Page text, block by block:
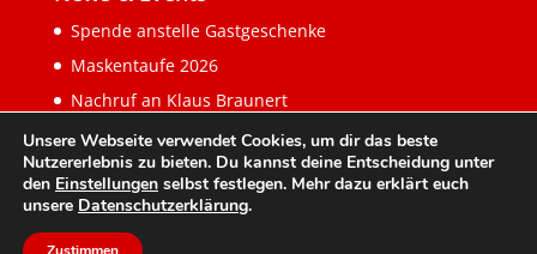
Spende anstelle Gastgeschenke
Maskentaufe 2026
Nachruf an Klaus Braunert
Unsere Webseite verwendet Cookies, um dir das beste
Nutzererlebnis zu bieten. Du kannst deine Entscheidung unter
den Einstellungen selbst festlegen. Mehr dazu erklärt euch
unsere Datenschutzerklärung.